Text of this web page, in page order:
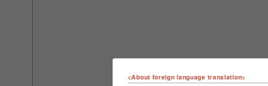
<About foreign language translation>